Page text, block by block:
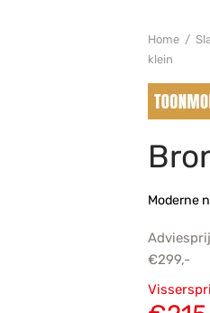
Home /
klein
Moderne
€299,-